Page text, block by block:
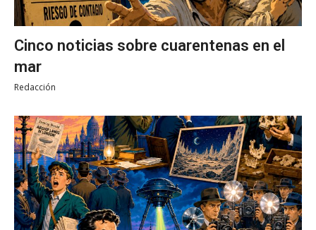
Cinco noticias sobre cuarentenas en el
mar
Redacción